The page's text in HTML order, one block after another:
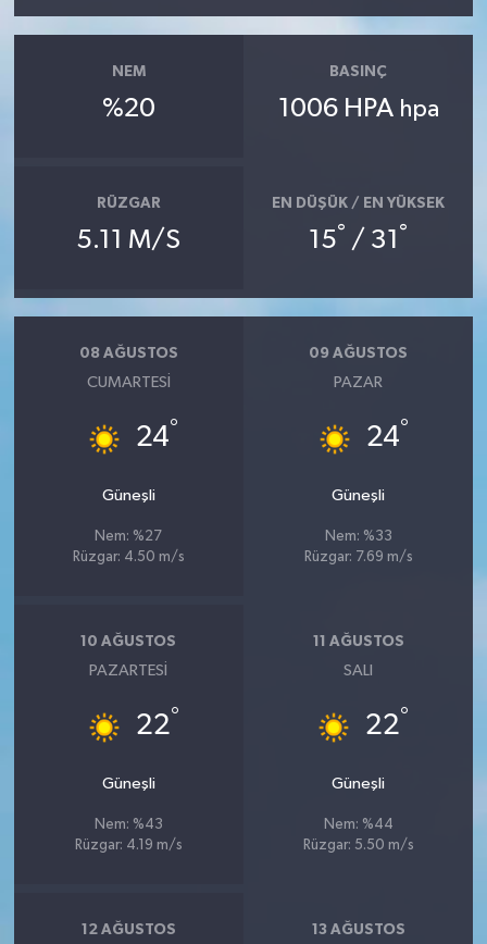
NEM
%20
BASINÇ
1006 HPA hpa
RÜZGAR
5.11 M/S
EN DÜŞÜK / EN YÜKSEK
15° / 31 °
08 AĞUSTOS
CUMARTESI
24°
Güneşli
Nem: %27
Rüzgar: 4.50 m/s
09 AĞUSTOS
PAZAR
24°
Güneşli
Nem: %33
Rüzgar: 7.69 m/s
10 AĞUSTOS
PAZARTESI
22°
Güneşli
Nem: %43
Rüzgar: 4.19 m/s
11 AĞUSTOS
SALI
22°
Güneşli
Nem: %44
Rüzgar: 5.50 m/s
12 AĞUSTOS 13 AĞUSTOS